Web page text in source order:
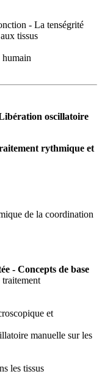
- La tenségrité
tissus
oscillatoire
rythmique et
de la coordination
- Concepts de base
et
manuelle sur les
les tissus